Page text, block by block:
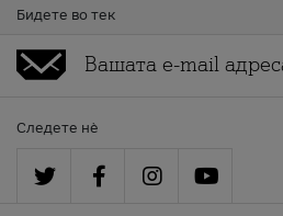
Бидете во тек
Следете нè